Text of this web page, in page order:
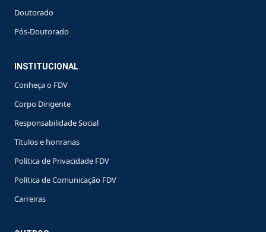
Doutorado
Pós-Doutorado
INSTITUCIONAL
Conheça o FDV
Corpo Dirigente
Responsabilidade Social
Títulos e honrarias
Política de Privacidade FDV
Política de Comunicação FDV
Carreiras